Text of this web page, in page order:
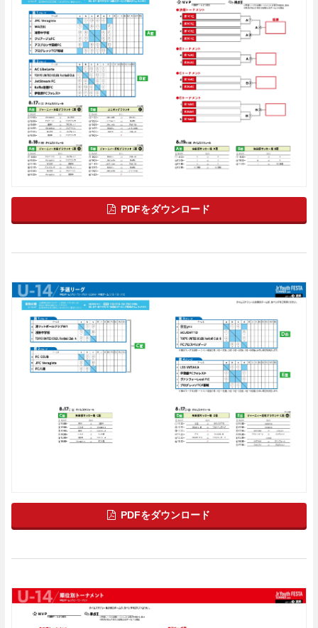
PDFをダウンロード
PDFをダウンロード